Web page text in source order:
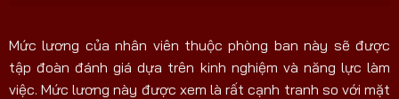
Mức lương của nhân viên thuộc phòng ban này sẽ được
tập đoàn đánh giá dựa trên kinh nghiệm và năng lực làm
việc. Mức lương này được xem là rất cạnh tranh so với mặt